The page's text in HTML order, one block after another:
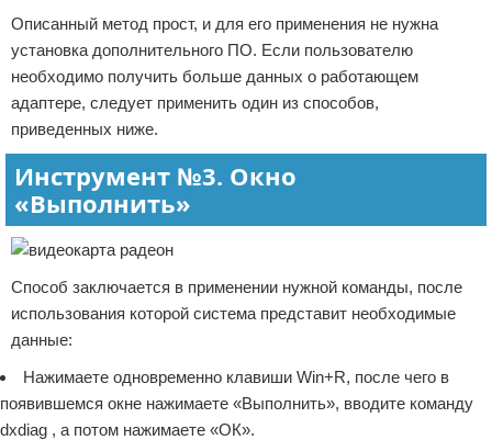
Описанный метод прост, и для его применения не нужна
установка дополнительного ПО. Если пользователю
необходимо получить больше данных о работающем
адаптере, следует применить один из способов,
приведенных ниже.
Инструмент №3. Окно
«Выполнить»
Способ заключается в применении нужной команды, после
использования которой система представит необходимые
данные:
Нажимаете одновременно клавиши Win+R, после чего в
появившемся окне нажимаете «Выполнить», вводите команду
dxdiag , а потом нажимаете «ОК».